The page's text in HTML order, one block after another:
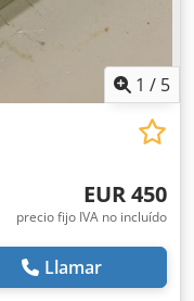
1 / 5
EUR 450
precio fijo IVA no incluído
Llamar